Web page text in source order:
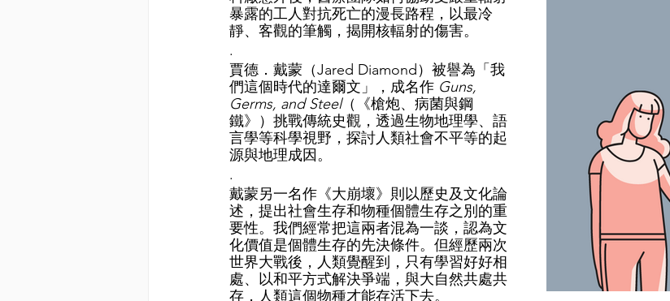
暴露的工人對抗死亡的漫長路程，以最冷
靜、客觀的筆觸，揭開核輻射的傷害。
.
賈德．戴蒙（Jared Diamond）被譽為「我
們這個時代的達爾文」，成名作 Guns,
Germs, and Steel（《槍炮、病菌與鋼
鐵》）挑戰傳統史觀，透過生物地理學、語
言學等科學視野，探討人類社會不平等的起
源與地理成因。
.
戴蒙另一名作《大崩壞》則以歷史及文化論
述，提出社會生存和物種個體生存之別的重
要性。我們經常把這兩者混為一談，認為文
化價值是個體生存的先決條件。但經歷兩次
世界大戰後，人類覺醒到，只有學習好好相
處、以和平方式解決爭端，與大自然共處共
存，人類這個物種才能存活下去。